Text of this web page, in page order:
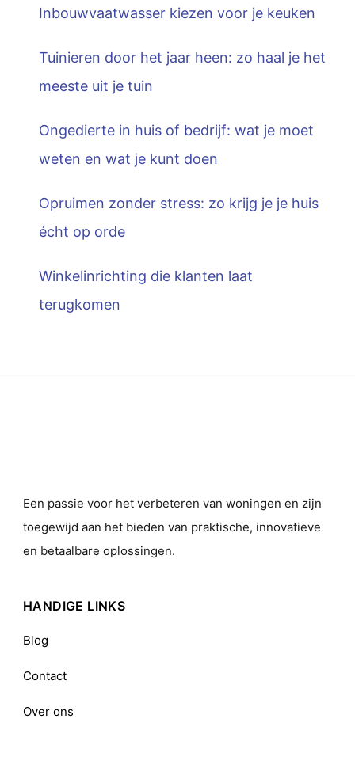
Inbouwvaatwasser kiezen voor je keuken
Tuinieren door het jaar heen: zo haal je het
meeste uit je tuin
Ongedierte in huis of bedrijf: wat je moet
weten en wat je kunt doen
Opruimen zonder stress: zo krijg je je huis
écht op orde
Winkelinrichting die klanten laat
terugkomen
Een passie voor het verbeteren van woningen en zijn
toegewijd aan het bieden van praktische, innovatieve
en betaalbare oplossingen.
HANDIGE LINKS
Blog
Contact
Over ons